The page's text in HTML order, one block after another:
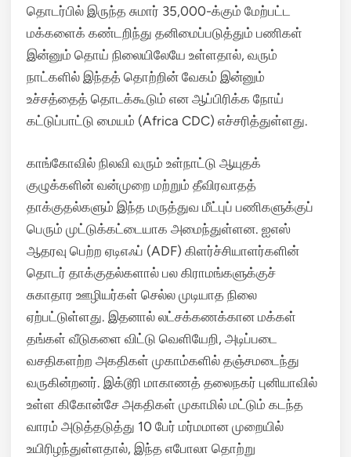
தொடர்பில் இருந்த சுமார் 35,000-க்கும் மேற்பட்ட
மக்களைக் கண்டறிந்து தனிமைப்படுத்தும் பணிகள்
இன்னும் தொய் நிலையிலேயே உள்ளதால், வரும்
நாட்களில் இந்தத் தொற்றின் வேகம் இன்னும்
உச்சத்தைத் தொடக்கூடும் என ஆப்பிரிக்க நோய்
கட்டுப்பாட்டு மையம் (Africa CDC) எச்சரித்துள்ளது.
காங்கோவில் நிலவி வரும் உள்நாட்டு ஆயுதக்
குழுக்களின் வன்முறை மற்றும் தீவிரவாதத்
தாக்குதல்களும் இந்த மருத்துவ மீட்புப் பணிகளுக்குப்
பெரும் முட்டுக்கட்டையாக அமைந்துள்ளன. ஐஎஸ்
ஆதரவு பெற்ற ஏடிஎஃப் (ADF) கிளர்ச்சியாளர்களின்
தொடர் தாக்குதல்களால் பல கிராமங்களுக்குச்
சுகாதார ஊழியர்கள் செல்ல முடியாத நிலை
ஏற்பட்டுள்ளது. இதனால் லட்சக்கணக்கான மக்கள்
தங்கள் வீடுகளை விட்டு வெளியேறி, அடிப்படை
வசதிகளற்ற அகதிகள் முகாம்களில் தஞ்சமடைந்து
வருகின்றனர். இக்டூரி மாகாணத் தலைநகர் புனியாவில்
உள்ள கிகோன்சே அகதிகள் முகாமில் மட்டும் கடந்த
வாரம் அடுத்தடுத்து 10 பேர் மர்மமான முறையில்
உயிரிழந்துள்ளதால், இந்த எபோலா தொற்று